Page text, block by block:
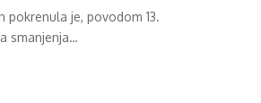
pokrenula je, povodom 13.
smanjenja…